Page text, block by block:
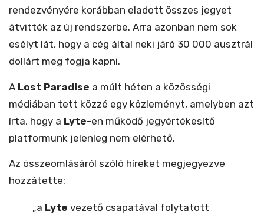
rendezvényére korábban eladott összes jegyet
átvitték az új rendszerbe. Arra azonban nem sok
esélyt lát, hogy a cég által neki járó 30 000 ausztrál
dollárt meg fogja kapni.
A Lost Paradise a múlt héten a közösségi
médiában tett közzé egy közleményt, amelyben azt
írta, hogy a Lyte-en működő jegyértékesítő
platformunk jelenleg nem elérhető.
Az összeomlásáról szóló híreket megjegyezve
hozzátette:
„a Lyte vezető csapatával folytatott